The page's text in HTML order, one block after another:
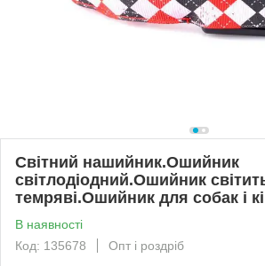
Світний нашийник.Ошийник
світлодіодний.Ошийник
темряві.Ошийник для собак і
В наявності
Код: 135678
Опт і роздріб